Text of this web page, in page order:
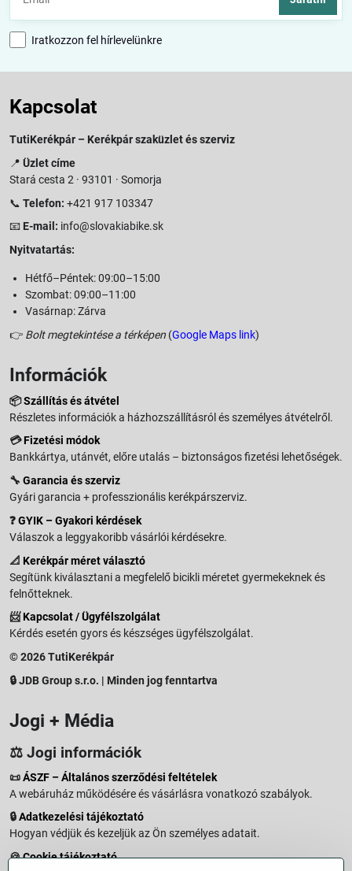
Iratkozzon fel hírlevelünkre
Kapcsolat
TutiKerékpár – Kerékpár szaküzlet és szerviz
📍 Üzlet címe
Stará cesta 2 · 93101 · Somorja
📞 Telefon: +421 917 103347
📧 E-mail: info@slovakiabike.sk
Nyitvatartás:
Hétfő–Péntek: 09:00–15:00
Szombat: 09:00–11:00
Vasárnap: Zárva
👉 Bolt megtekintése a térképen (Google Maps link)
Információk
📦Szállítás és átvétel
Részletes információk a házhozszállításról és személyes átvételről.
💳Fizetési módok
Bankkártya, utánvét, előre utalás – biztonságos fizetési lehetőségek.
🔧 Garancia és szerviz
Gyári garancia + professzionális kerékpárszerviz.
❓GYIK – Gyakori kérdések
Válaszok a leggyakoribb vásárlói kérdésekre.
📐 Kerékpár méret választó
Segítünk kiválasztani a megfelelő bicikli méretet gyermekeknek és
felnőtteknek.
📨Kapcsolat / Ügyfélszolgálat
Kérdés esetén gyors és készséges ügyfélszolgálat.
© 2026 TutiKerékpár
🔒 JDB Group s.r.o. | Minden jog fenntartva
Jogi + Média
⚖️ Jogi információk
📜ÁSZF – Általános szerződési feltételek
A webáruház működésére és vásárlásra vonatkozó szabályok.
🔒Adatkezelési tájékoztató
Hogyan védjük és kezeljük az Ön személyes adatait.
🍪Cookie tájékoztató